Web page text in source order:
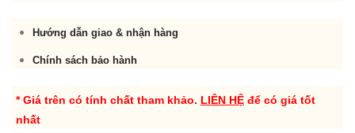
Hướng dẫn giao & nhận hàng
Chính sách bảo hành
* Giá trên có tính chất tham khảo. LIÊN HỆ để có giá tốt
nhất